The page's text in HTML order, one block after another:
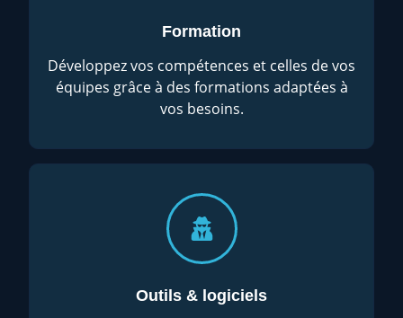
Formation
Développez vos compétences et celles de vos
équipes grâce à des formations adaptées à
vos besoins.
Outils & logiciels